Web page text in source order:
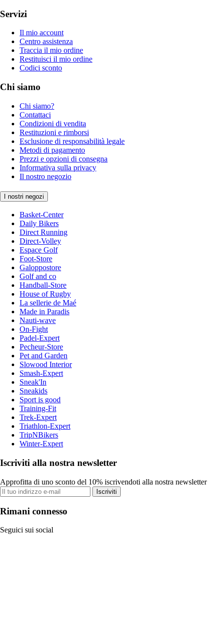
Servizi
Il mio account
Centro assistenza
Traccia il mio ordine
Restituisci il mio ordine
Codici sconto
Chi siamo
Chi siamo?
Contattaci
Condizioni di vendita
Restituzioni e rimborsi
Esclusione di responsabilità legale
Metodi di pagamento
Prezzi e opzioni di consegna
Informativa sulla privacy
Il nostro negozio
I nostri negozi
Basket-Center
Daily Bikers
Direct Running
Direct-Volley
Espace Golf
Foot-Store
Galoppostore
Golf and co
Handball-Store
House of Rugby
La sellerie de Maé
Made in Paradis
Nauti-wave
On-Fight
Padel-Expert
Pecheur-Store
Pet and Garden
Slowood Interior
Smash-Expert
Sneak'In
Sneakids
Sport is good
Training-Fit
Trek-Expert
Triathlon-Expert
TripNBikers
Winter-Expert
Iscriviti alla nostra newsletter
Approfitta di uno sconto del 10% iscrivendoti alla nostra newsletter
Iscriviti
Rimani connesso
Seguici sui social